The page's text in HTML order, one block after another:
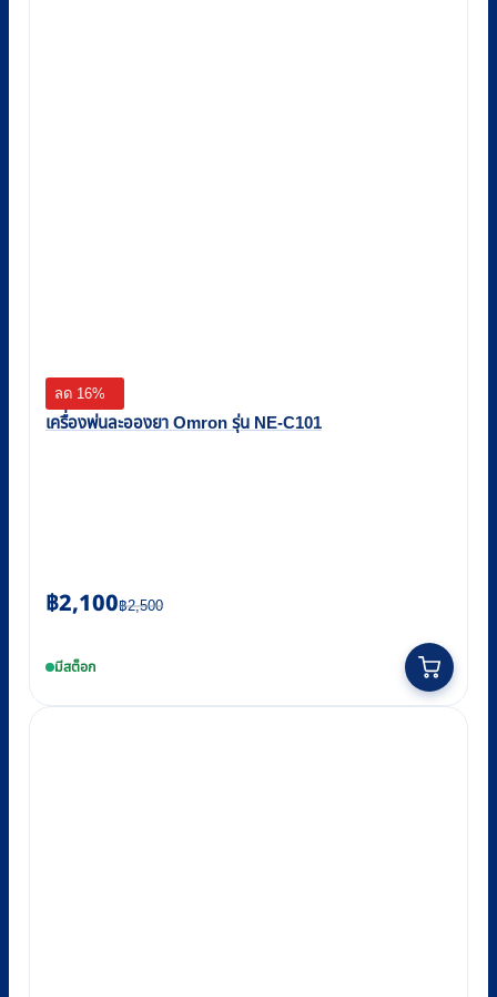
ลด 16%
เครื่องพ่นละอองยา Omron รุ่น NE-C101
฿2,500
Original
was:
฿2,100
Current
is:มีสต็อก